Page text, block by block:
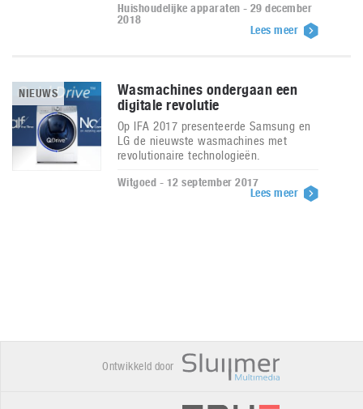
Huishoudelijke apparaten - 29 december
2018
Lees meer
NIEUWS
Wasmachines ondergaan een
digitale revolutie
Op IFA 2017 presenteerde Samsung en
LG de nieuwste wasmachines met
revolutionaire technologieën.
Witgoed - 12 september 2017
Lees meer
Ontwikkeld door